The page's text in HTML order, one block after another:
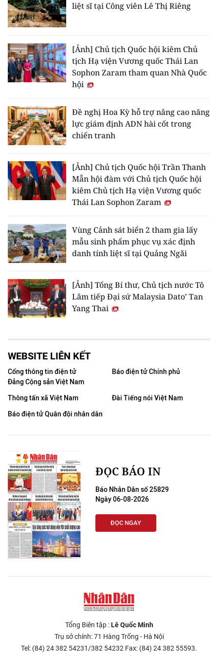
liệt sĩ tại Công viên Lê Thị Riêng
[Ảnh] Chủ tịch Quốc hội kiêm Chủ
tịch Hạ viện Vương quốc Thái Lan
Sophon Zaram tham quan Nhà Quốc
hội
Đề nghị Hoa Kỳ hỗ trợ nâng cao năng
lực giám định ADN hài cốt trong
chiến tranh
[Ảnh] Chủ tịch Quốc hội Trần Thanh
Mẫn hội đàm với Chủ tịch Quốc hội
kiêm Chủ tịch Hạ viện Vương quốc
Thái Lan Sophon Zaram
Vùng Cảnh sát biển 2 tham gia lấy
mẫu sinh phẩm phục vụ xác định
danh tính liệt sĩ tại Quảng Ngãi
[Ảnh] Tổng Bí thư, Chủ tịch nước Tô
Lâm tiếp Đại sứ Malaysia Dato’ Tan
Yang Thai
WEBSITE LIÊN KẾT
Cổng thông tin điện tử
Đảng Cộng sản Việt Nam
Báo điện tử Chính phủ
Thông tấn xã Việt Nam
Đài Tiếng nói Việt Nam
Báo điện tử Quân đội nhân dân
ĐỌC BÁO IN
Báo Nhân Dân số 25829
Ngày 06-08-2026
ĐỌC NGAY
Tổng Biên tập :Lê Quốc Minh
Trụ sở chính: 71 Hàng Trống - Hà Nội
Tel: (84) 24 382 54231/382 54232 Fax: (84) 24 382 55593.